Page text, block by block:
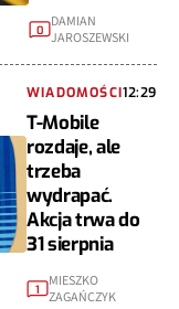
0
DAMIAN
JAROSZEWSKI
WIADOMOŚCI12:29
T-Mobile
rozdaje, ale
trzeba
wydrapać.
Akcja trwa do
31 sierpnia
1
MIESZKO
ZAGAŃCZYK